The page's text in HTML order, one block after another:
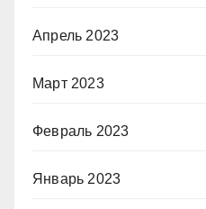
Апрель 2023
Март 2023
Февраль 2023
Январь 2023